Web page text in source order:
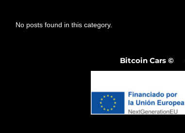
No posts found in this category.
Bitcoin Cars ©